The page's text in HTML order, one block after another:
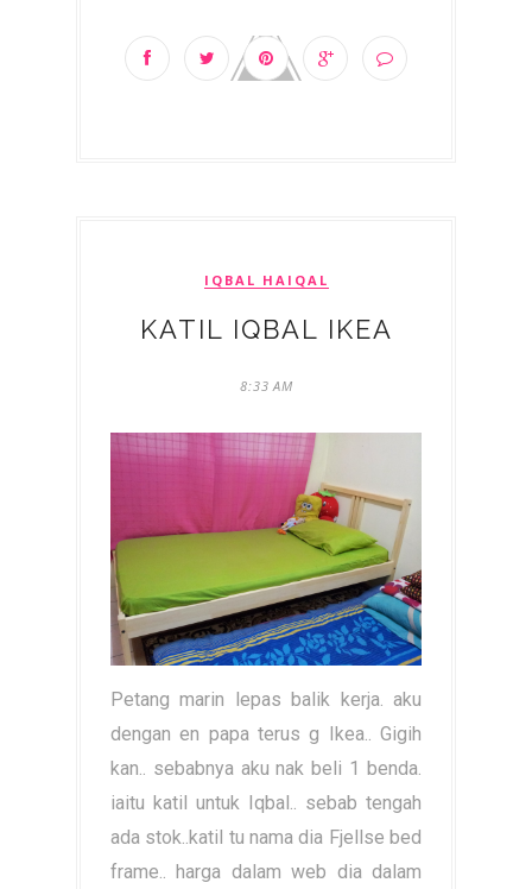
IQBAL HAIQAL
KATIL IQBAL IKEA
8:33 AM
Petang marin lepas balik kerja. aku
dengan en papa terus g Ikea.. Gigih
kan.. sebabnya aku nak beli 1 benda.
iaitu katil untuk Iqbal.. sebab tengah
ada stok..katil tu nama dia Fjellse bed
frame.. harga dalam web dia dalam